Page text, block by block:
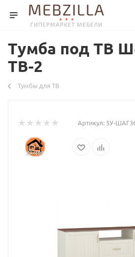
Тумба под ТВ
ТВ-2
Тумбы для ТВ
Артикул: 5У-